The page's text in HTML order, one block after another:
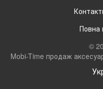
Повна
©
Mobi-Time продаж